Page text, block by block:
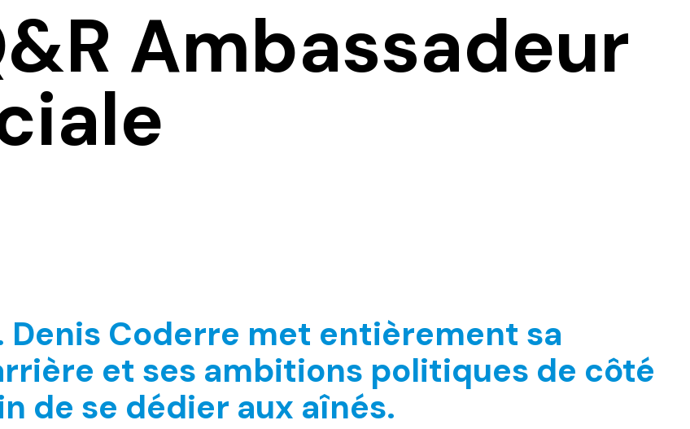
Ambassadeur
Denis Coderre met entièrement sa
et ses ambitions politiques de côté
de se dédier aux aînés.